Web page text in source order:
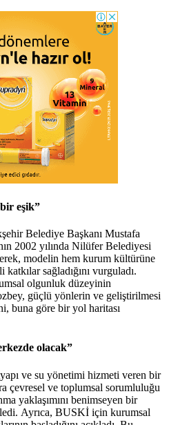
eşik”
Belediye Başkanı Mustafa
2002 yılında Nilüfer Belediyesi
modelin hem kurum kültürüne
sağladığını vurguladı.
olgunluk düzeyinin
güçlü yönlerin ve geliştirilmesi
buna göre bir yol haritası
olacak”
ve su yönetimi hizmeti veren bir
çevresel ve toplumsal sorumluluğu
yaklaşımını benimseyen bir
Ayrıca, BUSKİ için kurumsal